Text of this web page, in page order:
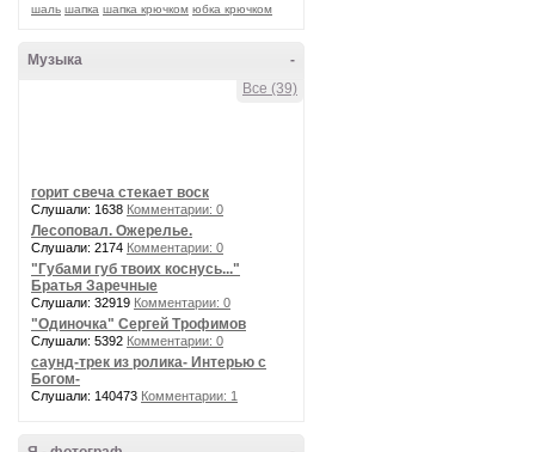
шаль шапка шапка крючком юбка крючком
-
Музыка
Все (39)
горит свеча стекает воск
Слушали: 1638 Комментарии: 0
Лесоповал. Ожерелье.
Слушали: 2174 Комментарии: 0
"Губами губ твоих коснусь..."
Братья Заречные
Слушали: 32919 Комментарии: 0
"Одиночка" Сергей Трофимов
Слушали: 5392 Комментарии: 0
саунд-трек из ролика- Интерью с
Богом-
Слушали: 140473 Комментарии: 1